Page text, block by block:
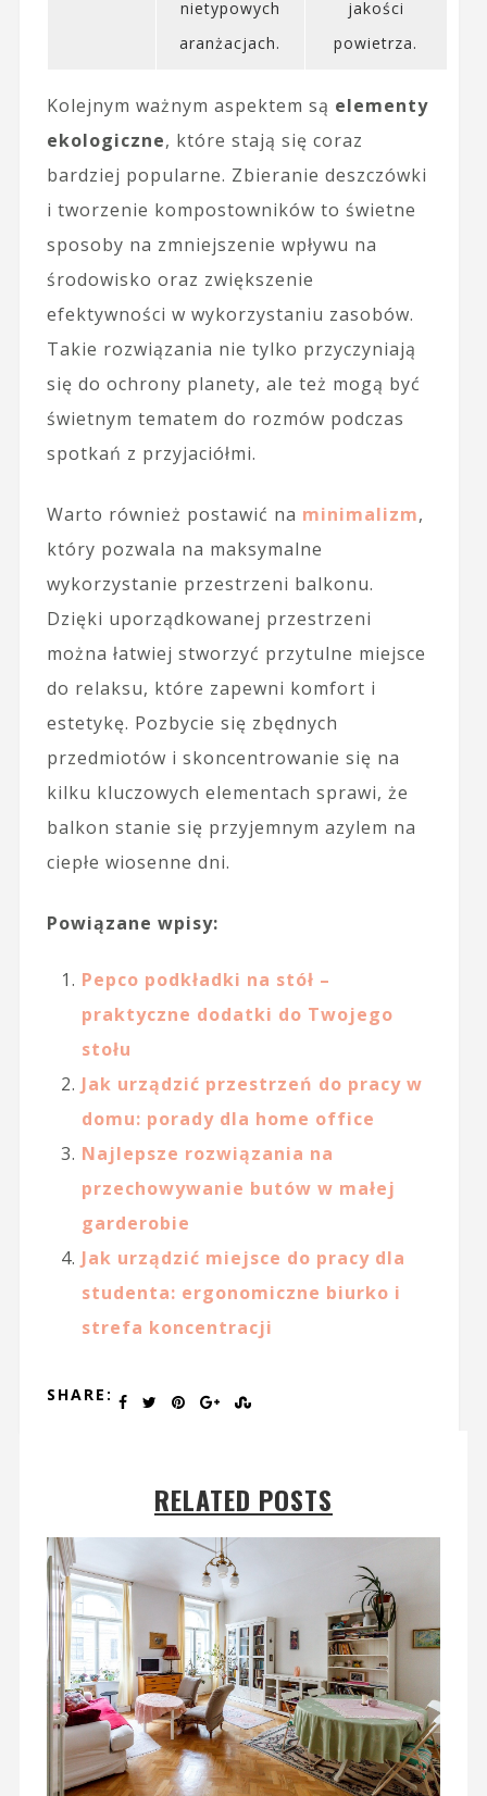
nietypowych
aranżacjach.
jakości
powietrza.
Kolejnym ważnym aspektem są elementy
ekologiczne, które stają się coraz
bardziej popularne. Zbieranie deszczówki
i tworzenie kompostowników to świetne
sposoby na zmniejszenie wpływu na
środowisko oraz zwiększenie
efektywności w wykorzystaniu zasobów.
Takie rozwiązania nie tylko przyczyniają
się do ochrony planety, ale też mogą być
świetnym tematem do rozmów podczas
spotkań z przyjaciółmi.
Warto również postawić na minimalizm,
który pozwala na maksymalne
wykorzystanie przestrzeni balkonu.
Dzięki uporządkowanej przestrzeni
można łatwiej stworzyć przytulne miejsce
do relaksu, które zapewni komfort i
estetykę. Pozbycie się zbędnych
przedmiotów i skoncentrowanie się na
kilku kluczowych elementach sprawi, że
balkon stanie się przyjemnym azylem na
ciepłe wiosenne dni.
Powiązane wpisy:
Pepco podkładki na stół –
praktyczne dodatki do Twojego
stołu
Jak urządzić przestrzeń do pracy w
domu: porady dla home office
Najlepsze rozwiązania na
przechowywanie butów w małej
garderobie
Jak urządzić miejsce do pracy dla
studenta: ergonomiczne biurko i
strefa koncentracji
SHARE:
RELATED POSTS